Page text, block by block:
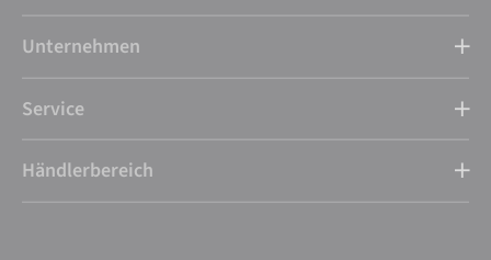
Unternehmen
Service
Händlerbereich